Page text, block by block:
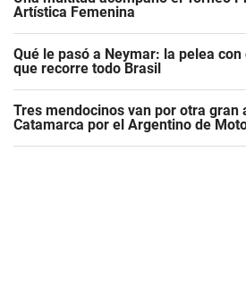
Artística Femenina
Qué le pasó a Neymar: la pelea
que recorre todo Brasil
Tres mendocinos van por otra gran
Catamarca por el Argentino de